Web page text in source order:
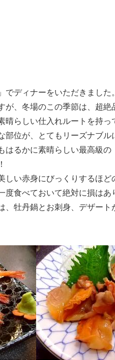
」でディナーをいただきました。
が、冬場のこの季節は、超絶
晴らしい仕入れルートを持
位が、とてもリーズナブル
はるかに素晴らしい最高級の
しい赤身にびっくりするほど
度食べておいて絶対に損はあ
、牡丹鍋とお刺身、デザー